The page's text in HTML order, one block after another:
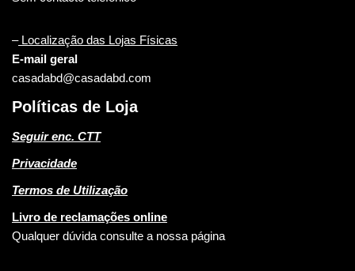
–Localização das Lojas Físicas
E-mail geral
casadabd@casadabd.com
Políticas de Loja
Seguir enc. CTT
Privacidade
Termos de Utilização
Livro de reclamações online
Qualquer dúvida consulte a nossa página